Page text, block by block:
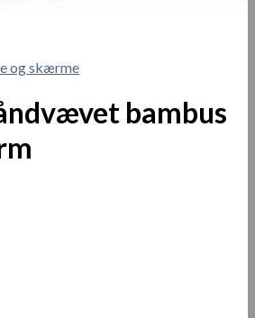
og skærme
bambus